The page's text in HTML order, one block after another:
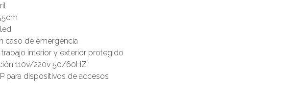
caso de emergencia
interior y exterior protegido
110v/220v 50/60HZ
para dispositivos de accesos